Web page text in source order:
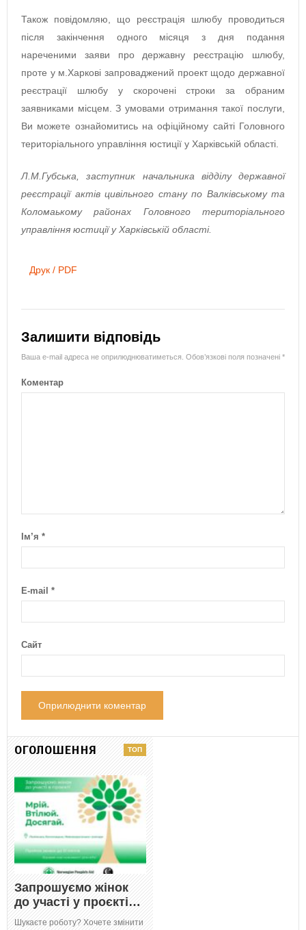
Також повідомляю, що реєстрація шлюбу проводиться
після закінчення одного місяця з дня подання
нареченими заяви про державну реєстрацію шлюбу,
проте у м.Харкові запроваджений проект щодо державної
реєстрації шлюбу у скорочені строки за обраним
заявниками місцем. З умовами отримання такої послуги,
Ви можете ознайомитись на офіційному сайті Головного
територіального управління юстиції у Харківській області.
Л.М.Губська, заступник начальника відділу державної
реєстрації актів цивільного стану по Валківському та
Коломаькому районах Головного територіального
управління юстиції у Харківській області.
Друк / PDF
Залишити відповідь
Ваша e-mail адреса не оприлюднюватиметься. Обов’язкові поля позначені *
Коментар
Ім’я *
E-mail *
Сайт
ОГОЛОШЕННЯ
Запрошуємо жінок
до участі у проєкті…
Шукаєте роботу? Хочете змінити